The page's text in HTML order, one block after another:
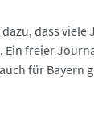
dass viele
Ein freier
für Bayern